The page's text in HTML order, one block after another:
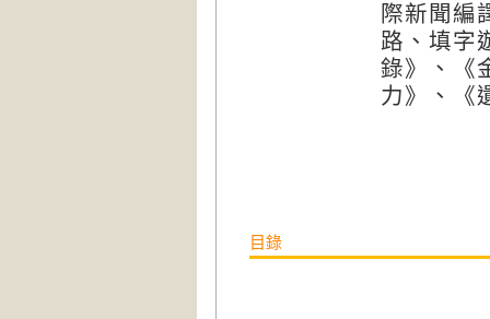
際新聞編
路、填字
錄》、《
力》、《
目錄